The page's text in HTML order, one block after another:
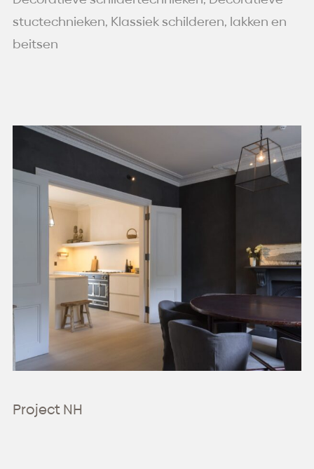
stuctechnieken, Klassiek schilderen, lakken en
beitsen
Project NH